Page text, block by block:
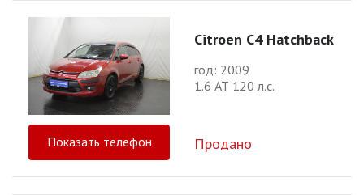
Citroen C4 Hatchback
год: 2009
1.6 АТ 120 л.с.
Показать телефон Продано